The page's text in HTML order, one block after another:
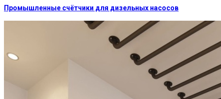
Промышленные счётчики для дизельных насосов